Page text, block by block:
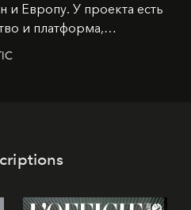
и Европу. У проекта есть
и платформа,
поддержку и
и молодых брендов.